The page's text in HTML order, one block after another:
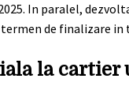
In paralel,
de finalizare in
la